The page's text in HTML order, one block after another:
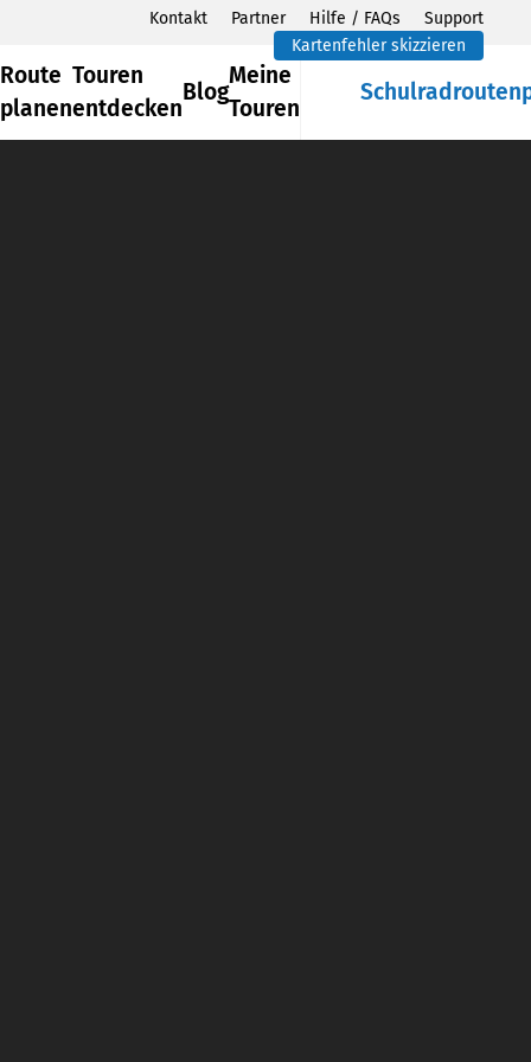
Kontakt Partner Hilfe / FAQs
Support
Kartenfehler skizzieren
Route
planen
Touren
entdecken
Blog
Meine
Touren